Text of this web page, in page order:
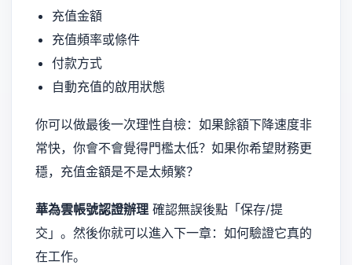
充值金額
充值頻率或條件
付款方式
自動充值的啟用狀態
你可以做最後一次理性自檢：如果餘額下降速度非
常快，你會不會覺得門檻太低？如果你希望財務更
穩，充值金額是不是太頻繁？
華為雲帳號認證辦理 確認無誤後點「保存/提
交」。然後你就可以進入下一章：如何驗證它真的
在工作。